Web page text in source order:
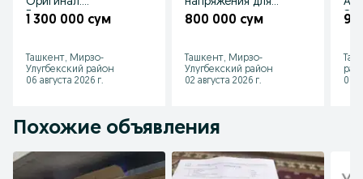
Гарантия
1 300 000 сум
Ташкент, Мирзо-
Улугбекский район
06 августа 2026 г.
дома, квартиры,
800 000 сум
Ташкент, Мирзо-
Улугбекский район
02 августа 2026 г.
01
Похожие объявления